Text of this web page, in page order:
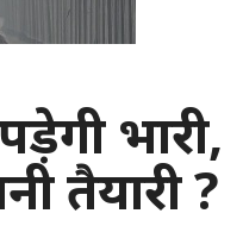
भारी,
तैयारी ?